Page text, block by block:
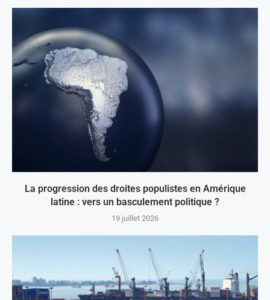
La progression des droites populistes en Amérique
latine : vers un basculement politique ?
19 juillet 2026